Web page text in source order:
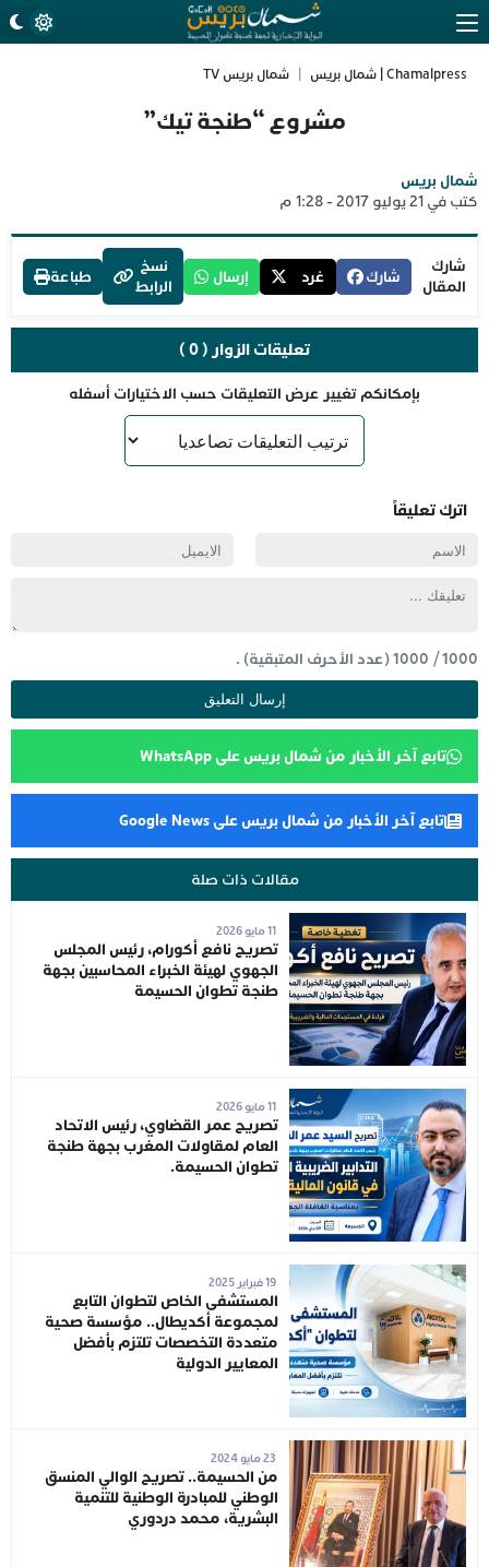
Chamalpress | شمال بريس شمال بريس TV
مشروع “طنجة تيك”
شمال بريس
كتب في 21 يوليو 2017 - 1:28 م
شارك
المقال
شارك غرد إرسال
نسخ
الرابط
طباعة
تعليقات الزوار ( 0 )
بإمكانكم تغيير عرض التعليقات حسب الاختيارات أسفله
اترك تعليقاً
1000
/
1000(عدد الأحرف المتبقية) .
تابع آخر الأخبار من شمال بريس على WhatsApp
تابع آخر الأخبار من شمال بريس على Google News
مقالات ذات صلة
11 مايو 2026
تصريح نافع أكورام، رئيس المجلس
الجهوي لهيئة الخبراء المحاسبين بجهة
طنجة تطوان الحسيمة
11 مايو 2026
تصريح عمر القضاوي، رئيس الاتحاد
العام لمقاولات المغرب بجهة طنجة
تطوان الحسيمة.
19 فبراير 2025
المستشفى الخاص لتطوان التابع
لمجموعة أكديطال.. مؤسسة صحية
متعددة التخصصات تلتزم بأفضل
المعايير الدولية
من الحسيمة.. تصريح الوالي المنسق
الوطني للمبادرة الوطنية للتنمية
البشرية، محمد دردوري